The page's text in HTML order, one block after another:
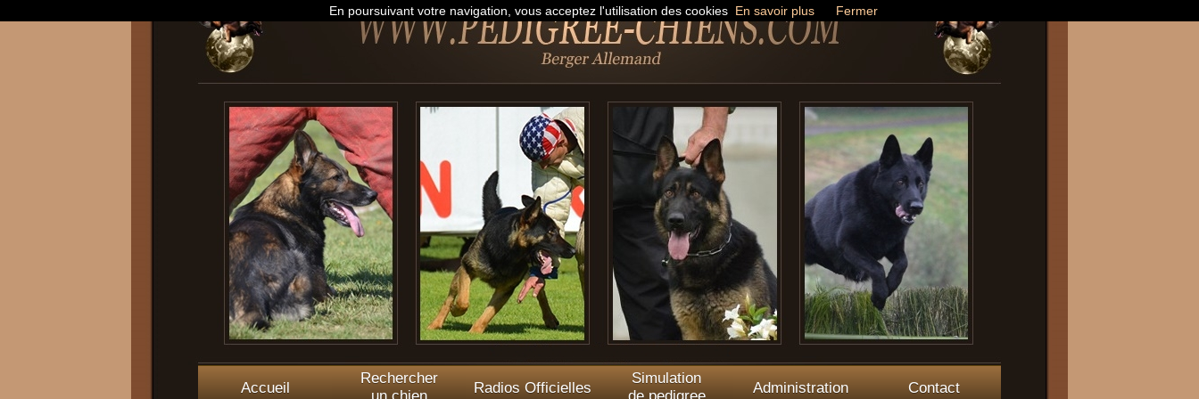
Accueil
Rechercher
Radios Officielles
Simulation
Administration Contact
En poursuivant votre navigation, vous acceptez l'utilisation des cookies En savoir plus Fermer